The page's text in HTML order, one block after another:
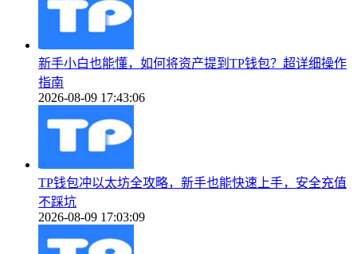
新手小白也能懂，如何将资产提到TP钱包？超详细操作
指南
2026-08-09 17:43:06
TP钱包冲以太坊全攻略，新手也能快速上手，安全充值
不踩坑
2026-08-09 17:03:09